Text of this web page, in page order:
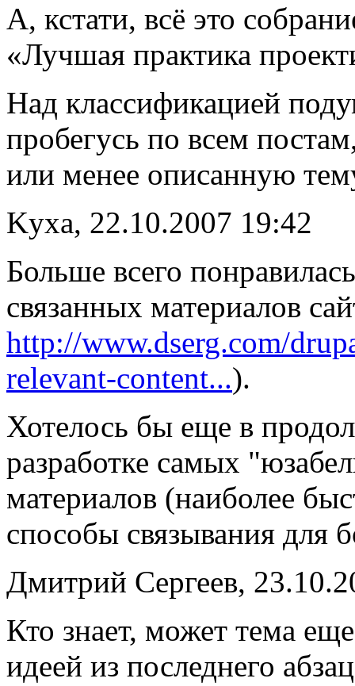
А, кстати, всё это
«Лучшая практика
Над классификацией
пробегусь по всем
или менее описанную
Kyхa, 22.10.2007 19:42
Больше всего
связанных материалов
http://www.dserg.com/
relevant-content...).
Хотелось бы еще в
разработке самых
материалов (наиболее
способы связывания для
Дмитрий Сергеев,
Кто знает, может тема
идеей из последнего